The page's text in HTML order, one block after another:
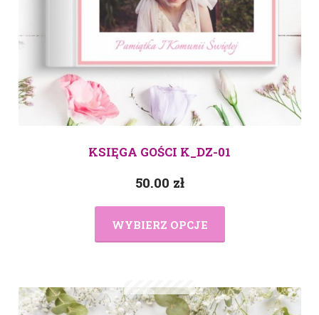
KSIĘGA GOŚCI K_DZ-01
50.00 zł
WYBIERZ OPCJE